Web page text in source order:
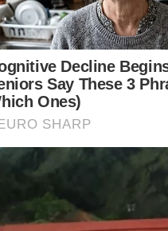
osolodacapital.